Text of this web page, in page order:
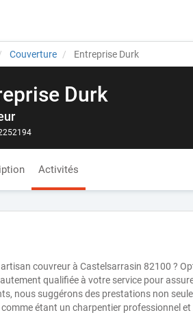
Couverture Entreprise Durk
Durk
Activités
couvreur à Castelsarrasin 82100 ?
qualifiée à votre service pour
nous suggérons des prestations non
étant un charpentier professionnel et